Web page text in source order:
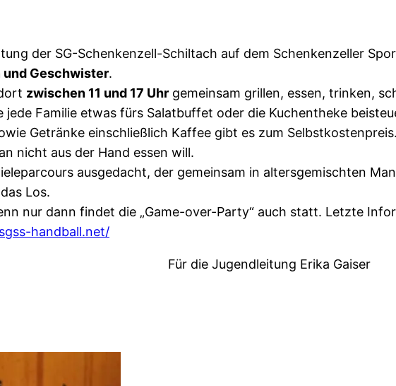
der SG-Schenkenzell-Schiltach auf dem Schenkenzeller
und Geschwister.
zwischen 11 und 17 Uhr gemeinsam grillen, essen, trinken,
Familie etwas fürs Salatbuffet oder die Kuchentheke
Getränke einschließlich Kaffee gibt es zum
nicht aus der Hand essen will.
ausgedacht, der gemeinsam in altersgemischten
Los.
nur dann findet die „Game-over-Party“ auch statt. Letzte
handball.net/
Teilnahme! Für die Jugendleitung Erika Gaiser